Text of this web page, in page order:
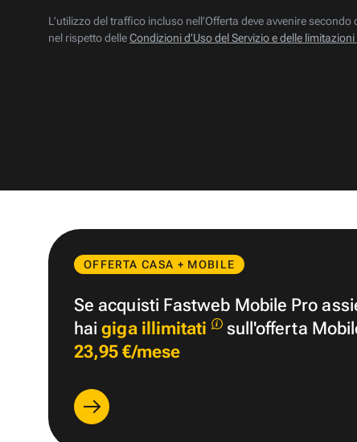
L’utilizzo del traffico incluso nell’Offerta deve avvenire
nel rispetto delleCondizioni d’Uso del Servizio e delle
OFFERTA CASA + MOBILE
Se acquisti Fastweb Mobile Pro
haigiga illimitati sull'offerta
23,95 €/mese